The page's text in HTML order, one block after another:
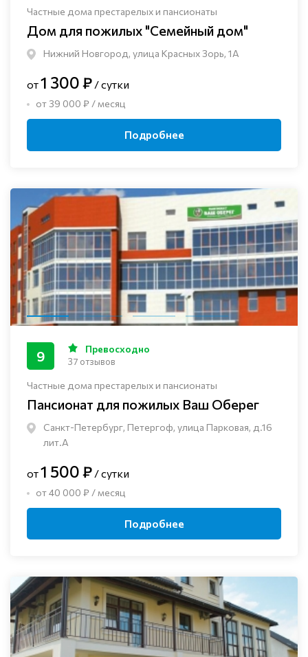
Частные дома престарелых и пансионаты
Дом для пожилых "Семейный дом"
Нижний Новгород, улица Красных Зорь, 1А
от1 300 ₽ / сутки
от 39 000 ₽ / месяц
Подробнее
Частные дома престарелых и пансионаты
Пансионат для пожилых Ваш Оберег
Санкт-Петербург, Петергоф, улица Парковая, д.16
лит.А
9 Превосходно
37 отзывов
от1 500 ₽ / сутки
от 40 000 ₽ / месяц
Подробнее